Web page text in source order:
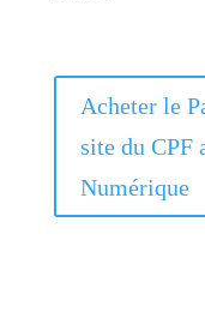
Acheter le
site du CPF
Numérique